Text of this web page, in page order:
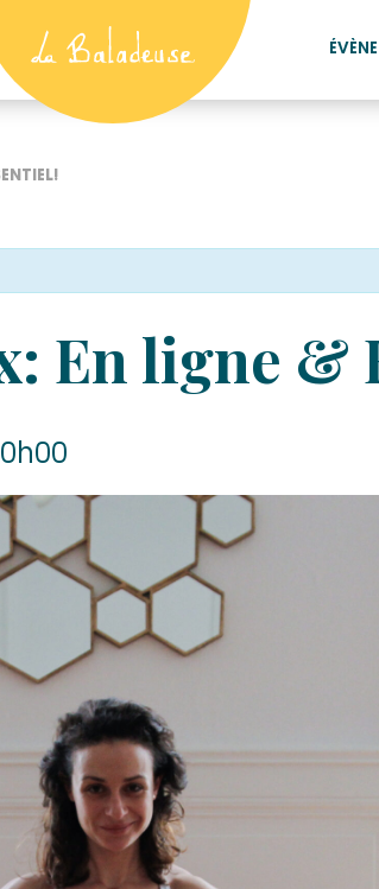
En ligne &